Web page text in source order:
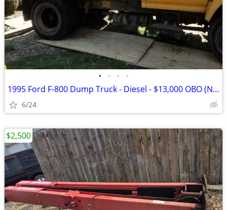
• • • •
1995 Ford F-800 Dump Truck - Diesel - $13,000 OBO (No CDL Required)
6/24
$2,500